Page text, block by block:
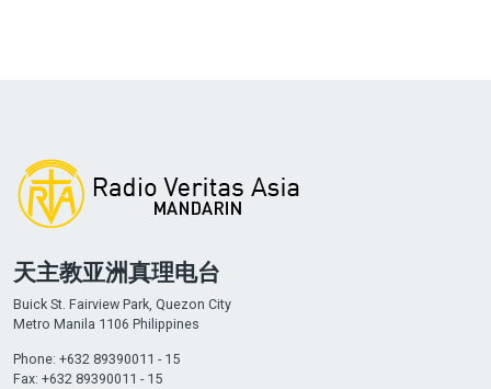
天主教亚洲真理电台
Buick St. Fairview Park, Quezon City
Metro Manila 1106 Philippines
Phone: +632 89390011 - 15
Fax: +632 89390011 - 15